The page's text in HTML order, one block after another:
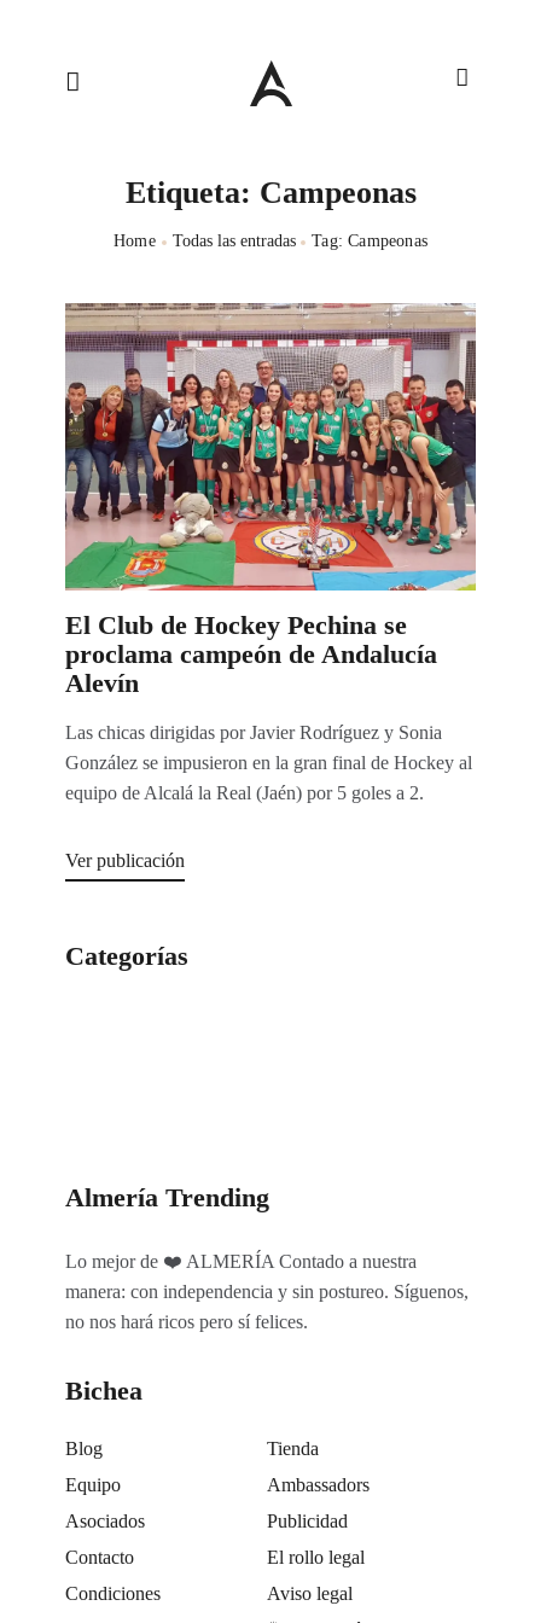
Etiqueta: Campeonas
Home Todas las entradas Tag: Campeonas
El Club de Hockey Pechina se
proclama campeón de Andalucía
Alevín
Las chicas dirigidas por Javier Rodríguez y Sonia
González se impusieron en la gran final de Hockey al
equipo de Alcalá la Real (Jaén) por 5 goles a 2.
Ver publicación
Categorías
Almería Trending
Lo mejor de ❤️ ALMERÍA Contado a nuestra
manera: con independencia y sin postureo. Síguenos,
no nos hará ricos pero sí felices.
Bichea
Blog
Tienda
Equipo
Ambassadors
Asociados
Publicidad
Contacto
El rollo legal
Condiciones
Aviso legal